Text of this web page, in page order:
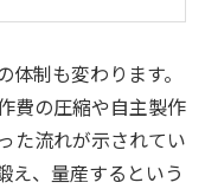
制も変わります。
費の圧縮や自主製作
た流れが示されてい
え、量産するという